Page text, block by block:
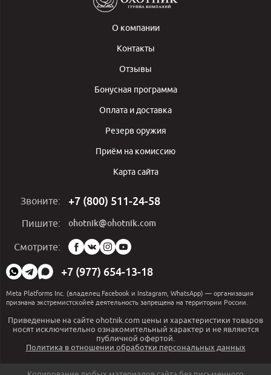
О компании
Контакты
Отзывы
Бонусная программа
Оплата и доставка
Резерв оружия
Приём на комиссию
Карта сайта
Звоните: +7 (800) 511-24-58
Пишите: ohotnik@ohotnik.com
Смотрите:
Мы
в
социальных
сетях:
+7 (977) 654-13-18
Meta Platforms Inc. (владелец Facebook и Instagram, WhatsApp) — организация
признана экстремистскойеё деятельность запрещена на территории России.
Приведенные на сайте ohotnik.com цены и характеристики товаров
носят исключительно ознакомительный характер и не являются
публичной офертой.
Политика в отношении обработки персональных данных